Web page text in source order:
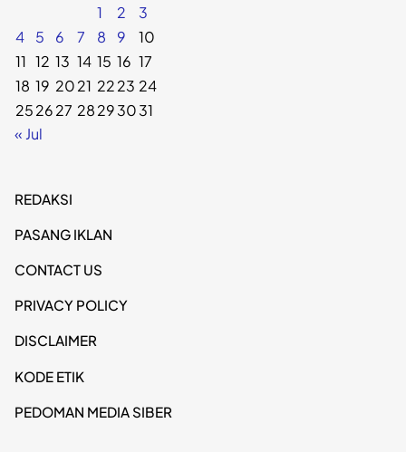
1
2
3
4
5 6 7 8 9
10
11 12 13 14 15 16 17
18 19 2021 2223 24
252627 28293031
« Jul
REDAKSI
PASANG IKLAN
CONTACT US
PRIVACY POLICY
DISCLAIMER
KODE ETIK
PEDOMAN MEDIA SIBER